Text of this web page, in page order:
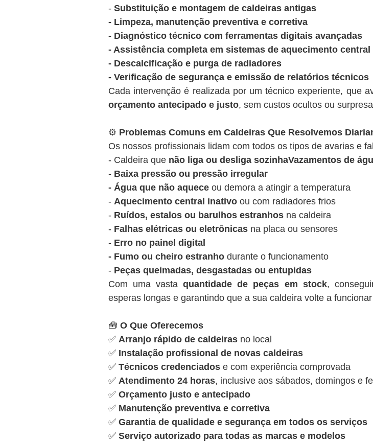
- Substituição e montagem de caldeiras antigas
- Limpeza, manutenção preventiva e corretiva
- Diagnóstico técnico com ferramentas digitais avançadas
- Assistência completa em sistemas de aquecimento central
- Descalcificação e purga de radiadores
- Verificação de segurança e emissão de relatórios técnicos
Cada intervenção é realizada por um técnico experiente, que
orçamento antecipado e justo, sem custos ocultos ou
⚙️ Problemas Comuns em Caldeiras Que Resolvemos
Os nossos profissionais lidam com todos os tipos de avarias e
- Caldeira que não liga ou desliga sozinhaVazamentos de
- Baixa pressão ou pressão irregular
- Água que não aquece ou demora a atingir a temperatura
- Aquecimento central inativo ou com radiadores frios
- Ruídos, estalos ou barulhos estranhos na caldeira
- Falhas elétricas ou eletrônicas na placa ou sensores
- Erro no painel digital
- Fumo ou cheiro estranho durante o funcionamento
- Peças queimadas, desgastadas ou entupidas
Com uma vastaquantidade de peças em stock,
esperas longas e garantindo que a sua caldeira volte a
🧰 O Que Oferecemos
✅ Arranjo rápido de caldeiras no local
✅ Instalação profissional de novas caldeiras
✅ Técnicos credenciados e com experiência comprovada
✅ Atendimento 24 horas, inclusive aos sábados, domingos e
✅ Orçamento justo e antecipado
✅ Manutenção preventiva e corretiva
✅ Garantia de qualidade e segurança em todos os serviços
✅ Serviço autorizado para todas as marcas e modelos